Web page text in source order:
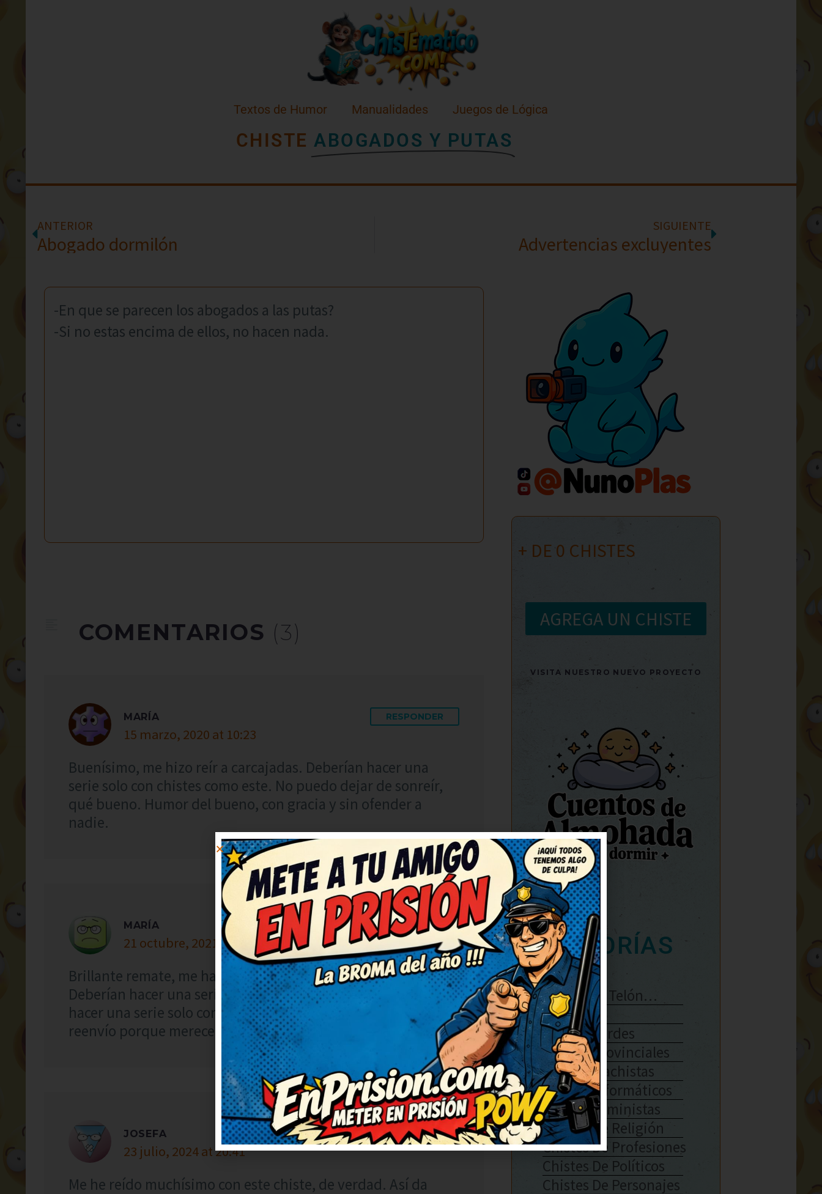
Textos de Humor Manualidades Juegos de Lógica
CHISTE ABOGADOS Y PUTAS
ANTERIOR
Abogado dormilón
SIGUIENTE
Advertencias excluyentes
-En que se parecen los abogados a las putas?
-Si no estas encima de ellos, no hacen nada.
COMENTARIOS (3)
MARÍA
15 marzo, 2020 at 10:23
RESPONDER
Buenísimo, me hizo reír a carcajadas. Deberían hacer una
serie solo con chistes como este. No puedo dejar de sonreír,
qué bueno. Humor del bueno, con gracia y sin ofender a
nadie.
MARÍA
21 octubre, 2021 at 17:18
RESPONDER
Brillante remate, me ha dejado con una carcajada tremenda.
Deberían hacer una serie solo con chistes como este. Deberían
hacer una serie solo con chistes como este. Ahora mismo lo
reenvío porque merece ser compartido.
JOSEFA
23 julio, 2024 at 20:41
RESPONDER
Me he reído muchísimo con este chiste, de verdad. Así da
+ DE 0 CHISTES
AGREGA UN CHISTE
VISITA NUESTRO NUEVO PROYECTO
CATEGORÍAS
Se Abre El Telón…
Enlaces
Chistes Verdes
Chistes Provinciales
Chistes Machistas
Chistes Informáticos
Chistes Feministas
Chistes De Religión
Chistes De Profesiones
Chistes De Políticos
Chistes De Personajes